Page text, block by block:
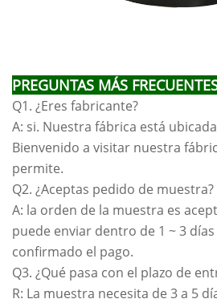
PREGUNTAS MÁS
Q1. ¿Eres fabricante?
A: si. Nuestra fábrica está
Bienvenido a visitar nuestra
permite.
Q2. ¿Aceptas pedido de muestra?
A: la orden de la muestra es
puede enviar dentro de 1 ~ 3
confirmado el pago.
Q3. ¿Qué pasa con el plazo de
R: La muestra necesita de 3 a 5